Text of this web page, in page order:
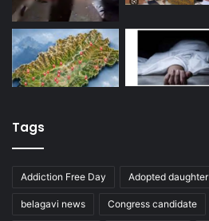
Tags
Addiction Free Day Adopted daughter
belagavi news Congress candidate